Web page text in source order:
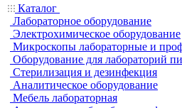
Каталог
Лабораторное оборудование
Электрохимическое оборудование
Микроскопы лабораторные и
Оборудование для лабораторий
Стерилизация и дезинфекция
Аналитическое оборудование
Мебель лабораторная